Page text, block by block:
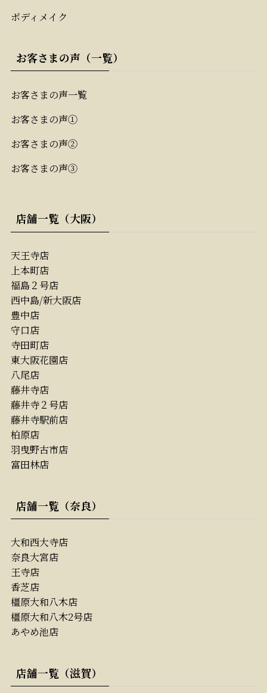
ボディメイク
お客さまの声（一覧）
お客さまの声一覧
お客さまの声①
お客さまの声②
お客さまの声③
店舗一覧（大阪）
天王寺店
上本町店
福島２号店
西中島/新大阪店
豊中店
守口店
寺田町店
東大阪花園店
八尾店
藤井寺店
藤井寺２号店
藤井寺駅前店
柏原店
羽曳野古市店
富田林店
店舗一覧（奈良）
大和西大寺店
奈良大宮店
王寺店
香芝店
橿原大和八木店
橿原大和八木2号店
あやめ池店
店舗一覧（滋賀）